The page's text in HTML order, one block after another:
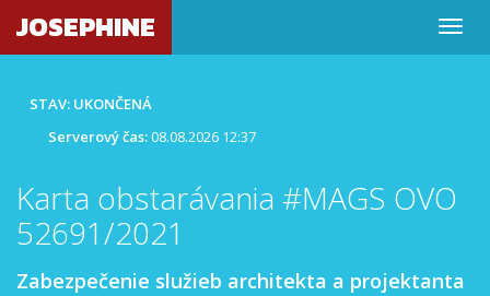
JOSEPHINE
STAV: UKONČENÁ
Serverový čas:08.08.2026 12:37
Karta obstarávania #MAGS OVO
52691/2021
Zabezpečenie služieb architekta a projektanta